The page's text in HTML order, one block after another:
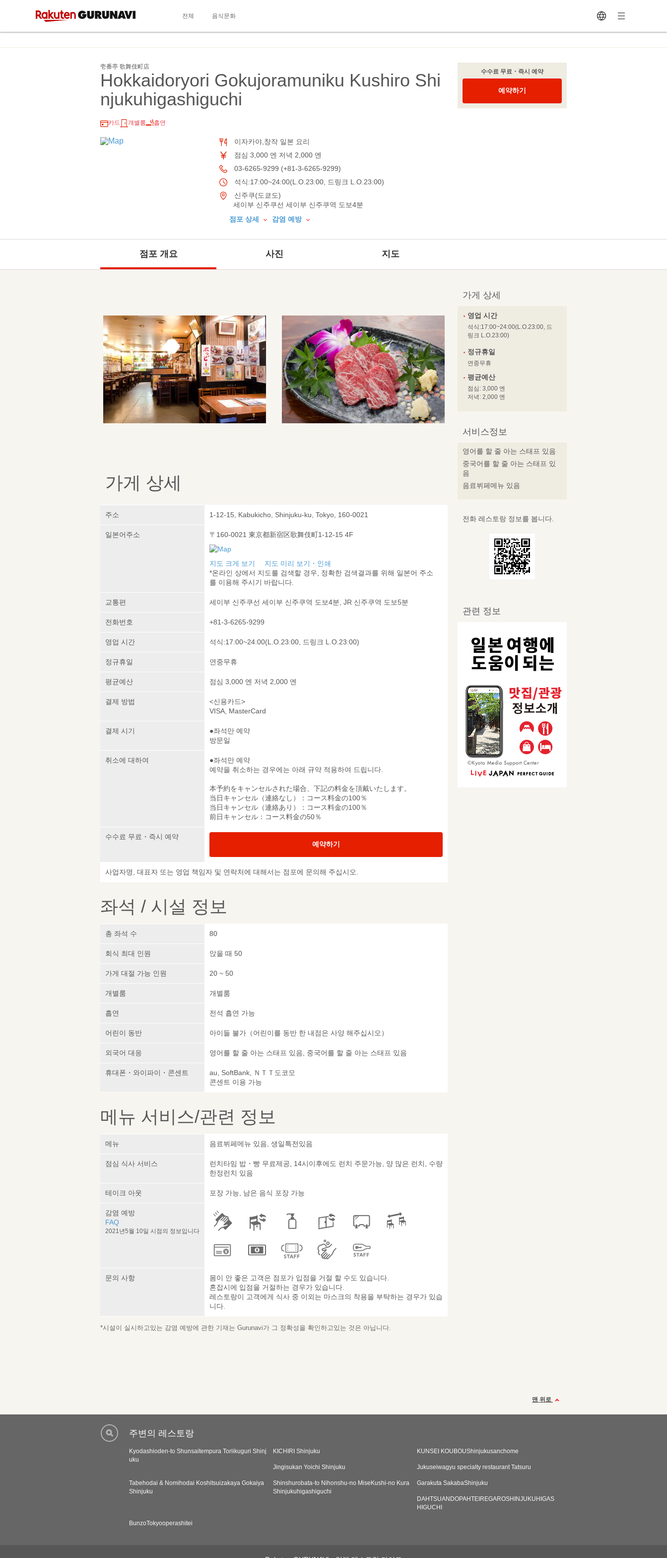
전체 음식문화
壱番亭 歌舞伎町店
Hokkaidoryori Gokujoramuniku Kushiro Shi
njukuhigashiguchi
카드 개별룸 흡연
이자카야,창작 일본 요리
점심 3,000 엔 저녁 2,000 엔
03-6265-9299 (+81-3-6265-9299)
석식:17:00~24:00(L.O.23:00, 드링크 L.O.23:00)
신주쿠(도쿄도)
세이부 신주쿠선 세이부 신주쿠역 도보4분
점포 상세
감염 예방
수수료 무료・즉시 예약
예약하기
점포 개요 사진 지도
가게 상세
주소 1-12-15, Kabukicho, Shinjuku-ku, Tokyo, 160-0021
일본어주소 〒160-0021 東京都新宿区歌舞伎町1-12-15 4F
지도 크게 보기
지도 미리 보기・인쇄
*온라인 상에서 지도를 검색할 경우, 정확한 검색결과를 위해 일본어 주소
를 이용해 주시기 바랍니다.
교통편 세이부 신주쿠선 세이부 신주쿠역 도보4분, JR 신주쿠역 도보5분
전화번호 +81-3-6265-9299
영업 시간 석식:17:00~24:00(L.O.23:00, 드링크 L.O.23:00)
정규휴일 연중무휴
평균예산 점심 3,000 엔 저녁 2,000 엔
결제 방법
<신용카드>
VISA, MasterCard
결제 시기
●좌석만 예약
방문일
취소에 대하여
●좌석만 예약
예약을 취소하는 경우에는 아래 규약 적용하여 드립니다.
本予約をキャンセルされた場合、下記の料金を頂戴いたします。
当日キャンセル（連絡なし）：コース料金の100％
当日キャンセル（連絡あり）：コース料金の100％
前日キャンセル：コース料金の50％
수수료 무료・즉시 예약
예약하기
사업자명, 대표자 또는 영업 책임자 및 연락처에 대해서는 점포에 문의해 주십시오.
좌석 / 시설 정보
총 좌석 수 80
회식 최대 인원 앉을 때 50
가게 대절 가능 인원 20 ~ 50
개별룸 개별룸
흡연 전석 흡연 가능
어린이 동반 아이들 불가（어린이를 동반 한 내점은 사양 해주십시오）
외국어 대응 영어를 할 줄 아는 스태프 있음, 중국어를 할 줄 아는 스태프 있음
휴대폰・와이파이・콘센트
au, SoftBank, ＮＴＴ도코모
콘센트 이용 가능
메뉴 서비스/관련 정보
메뉴 음료뷔페메뉴 있음, 생일특전있음
점심 식사 서비스
런치타임 밥・빵 무료제공, 14시이후에도 런치 주문가능, 양 많은 런치, 수량
한정런치 있음
테이크 아웃 포장 가능, 남은 음식 포장 가능
감염 예방
FAQ
2021년5월 10일 시점의 정보입니다
문의 사항
몸이 안 좋은 고객은 점포가 입점을 거절 할 수도 있습니다.
혼잡시에 입점을 거절하는 경우가 있습니다.
레스토랑이 고객에게 식사 중 이외는 마스크의 착용을 부탁하는 경우가 있습
니다.
*시설이 실시하고있는 감염 예방에 관한 기재는 Gurunavi가 그 정확성을 확인하고있는 것은 아닙니다.
가게 상세
영업 시간
석식:17:00~24:00(L.O.23:00, 드
링크 L.O.23:00)
정규휴일
연중무휴
평균예산
점심: 3,000 엔
저녁: 2,000 엔
서비스정보
영어를 할 줄 아는 스태프 있음
중국어를 할 줄 아는 스태프 있
음
음료뷔페메뉴 있음
전화 레스토랑 정보를 봅니다.
관련 정보
맨 위로
주변의 레스토랑
Kyodashioden-to Shunsaitempura Toriikuguri Shinj
uku
KICHIRI Shinjuku KUNSEI KOUBOUShinjukusanchome
Jingisukan Yoichi Shinjuku Jukuseiwagyu specialty restaurant Tatsuru
Tabehodai & Nomihodai Koshitsuizakaya Gokaiya
Shinjuku
Shinshurobata-to Nihonshu-no MiseKushi-no Kura
Shinjukuhigashiguchi
Garakuta SakabaShinjuku
DAHTSUANDOPAHTEIREGAROSHINJUKUHIGAS
HIGUCHI
BunzoTokyooperashitei